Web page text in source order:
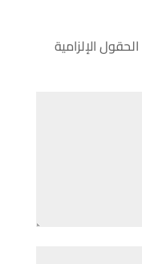
الحقول الإلزامية